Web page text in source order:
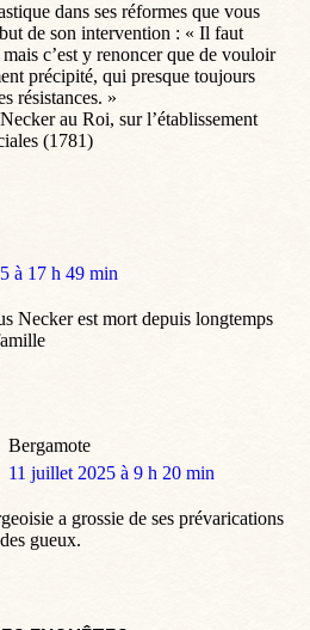
dans ses réformes que vous
de son intervention : « Il faut
c’est y renoncer que de vouloir
précipité, qui presque toujours
résistances. »
au Roi, sur l’établissement
(1781)
à 17 h 49 min
Necker est mort depuis longtemps
Bergamote
dit
11 juillet 2025 à 9 h 20 min
a grossie de ses prévarications
gueux.